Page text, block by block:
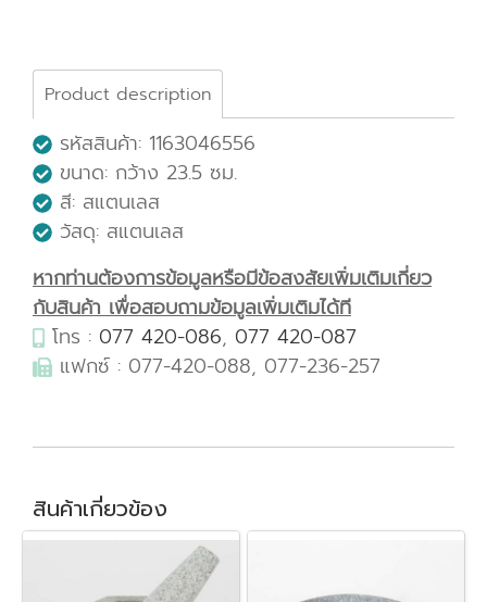
Product description
รหัสสินค้า: 1163046556
ขนาด: กว้าง 23.5 ซม.
สี: สแตนเลส
วัสดุ: สแตนเลส
หากท่านต้องการข้อมูลหรือมีข้อสงสัยเพิ่มเติมเกี่ยว
กับสินค้า เพื่อสอบถามข้อมูลเพิ่มเติมได้ที
โทร : 077 420-086, 077 420-087
แฟกซ์ : 077-420-088, 077-236-257
สินค้าเกี่ยวข้อง